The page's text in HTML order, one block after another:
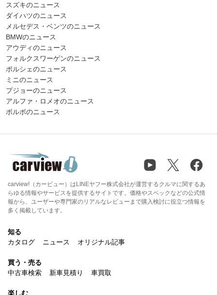
スズキのニュース
ダイハツのニュース
メルセデス・ベンツのニュース
BMWのニュース
アウディのニュース
フォルクスワーゲンのニュース
ポルシェのニュース
ミニのニュース
プジョーのニュース
アルファ・ロメオのニュース
ボルボのニュース
carview!（カービュー）はLINEヤフー株式会社が運営するクルマに関するあ
らゆる情報やサービスを提供するサイトです。価格やスペックなどの公式情
報から、ユーザーや専門家のリアルなレビューまで購入検討に役立つ情報を
多く掲載しています。
知る
カタログ
ニュース オリジナル記事
買う・売る
中古車検索
新車見積り 車買取
楽しむ